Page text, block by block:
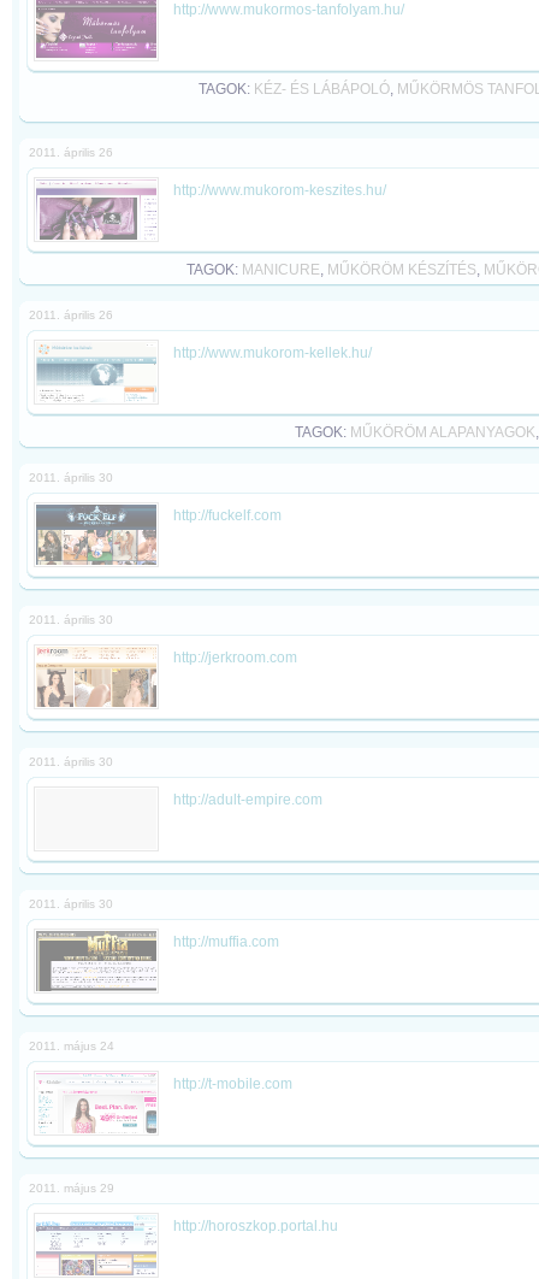
http://www.mukormos-tanfolyam.hu/
TAGOK: KÉZ- ÉS LÁBÁPOLÓ, MŰKÖRMÖS
2011. április 26
http://www.mukorom-keszites.hu/
TAGOK: MANICURE, MŰKÖRÖM KÉSZÍTÉS,
2011. április 26
http://www.mukorom-kellek.hu/
TAGOK: MŰKÖRÖM ALAPANYAGOK
2011. április 30
http://fuckelf.com
2011. április 30
http://jerkroom.com
2011. április 30
http://adult-empire.com
2011. április 30
http://muffia.com
2011. május 24
http://t-mobile.com
2011. május 29
http://horoszkop.portal.hu